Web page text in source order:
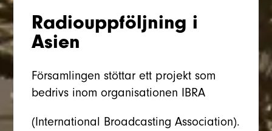
Radiouppföljning i
Asien
Församlingen stöttar ett projekt som
bedrivs inom organisationen IBRA
(International Broadcasting Association).